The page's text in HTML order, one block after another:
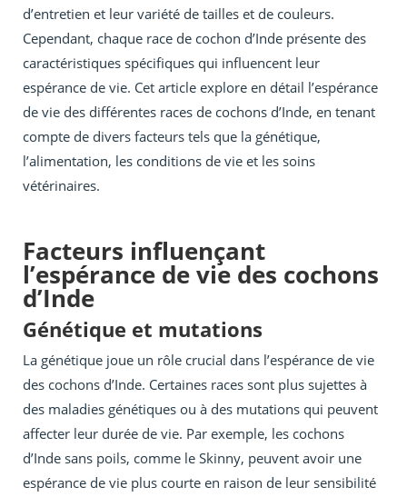
d’entretien et leur variété de tailles et de couleurs.
Cependant, chaque race de cochon d’Inde présente des
caractéristiques spécifiques qui influencent leur
espérance de vie. Cet article explore en détail l’espérance
de vie des différentes races de cochons d’Inde, en tenant
compte de divers facteurs tels que la génétique,
l’alimentation, les conditions de vie et les soins
vétérinaires.
Facteurs influençant
l’espérance de vie des cochons
d’Inde
Génétique et mutations
La génétique joue un rôle crucial dans l’espérance de vie
des cochons d’Inde. Certaines races sont plus sujettes à
des maladies génétiques ou à des mutations qui peuvent
affecter leur durée de vie. Par exemple, les cochons
d’Inde sans poils, comme le Skinny, peuvent avoir une
espérance de vie plus courte en raison de leur sensibilité